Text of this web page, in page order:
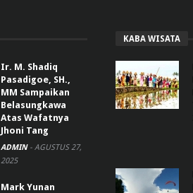
Ir. M. Shadiq
Pasadigoe, SH.,
MM Sampaikan
Belasungkawa
Atas Wafatnya
Jhoni Tang
ADMIN - AGUSTUS 27,
2025
Mark Yunan
KABA WISATA